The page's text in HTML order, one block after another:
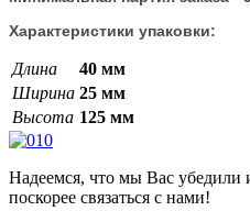
Характеристики упаковки:
Длина
40 мм
Ширина 25 мм
Высота 125 мм
Надеемся, что мы Вас
поскорее связаться с нами!